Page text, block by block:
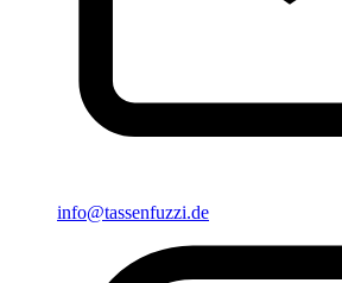
info@tassenfuzzi.de